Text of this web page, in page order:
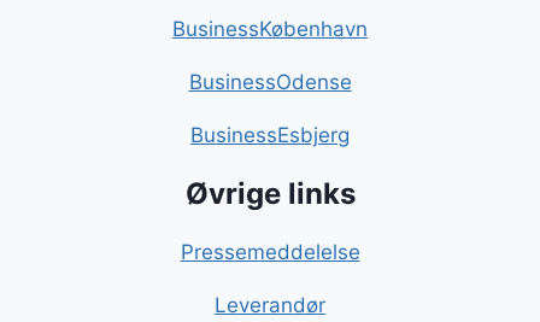
BusinessKøbenhavn
BusinessOdense
BusinessEsbjerg
Øvrige links
Pressemeddelelse
Leverandør